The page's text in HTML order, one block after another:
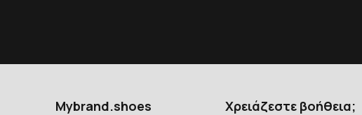
Mybrand.shoes Χρειάζεστε βοήθεια;